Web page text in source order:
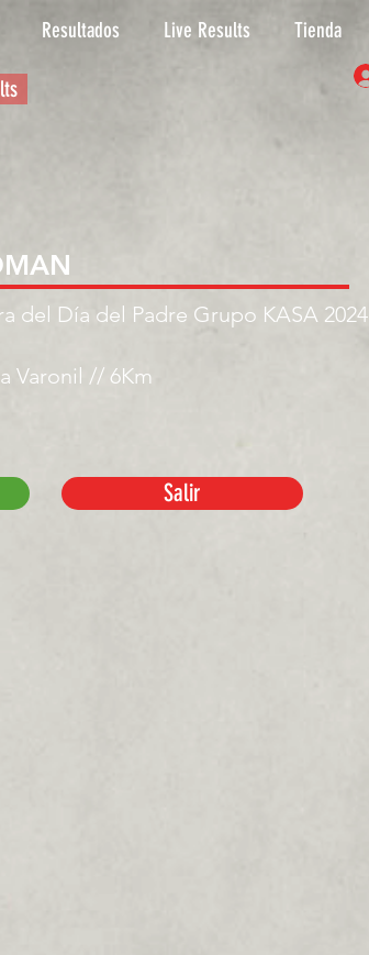
Resultados Live Results Tienda
del Día del Padre Grupo KASA 2024
Varonil // 6Km
Salir